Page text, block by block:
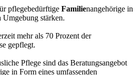
pflegebedürftige Familienangehörige in
stärken.
mehr als 70 Prozent der
gepflegt.
Pflege sind das Beratungsangebot
in Form eines umfassenden